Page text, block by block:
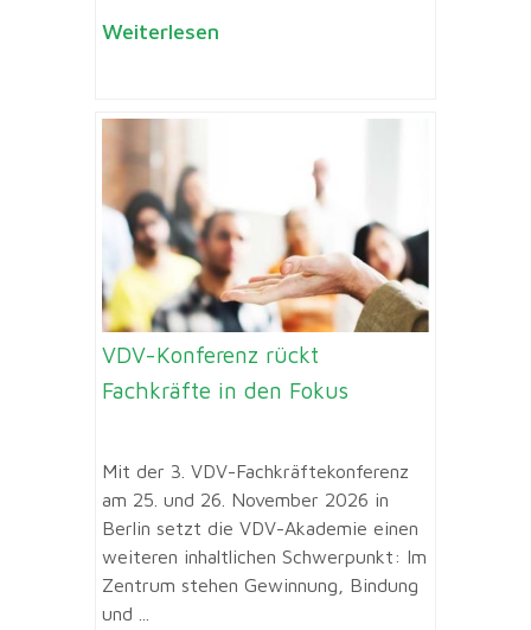
Weiterlesen
VDV-Konferenz rückt
Fachkräfte in den Fokus
Mit der 3. VDV-Fachkräftekonferenz
am 25. und 26. November 2026 in
Berlin setzt die VDV-Akademie einen
weiteren inhaltlichen Schwerpunkt: Im
Zentrum stehen Gewinnung, Bindung
und ...